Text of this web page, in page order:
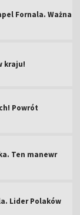
Fornala. Ważna
kraju!
Powrót
Ten manewr
Lider Polaków